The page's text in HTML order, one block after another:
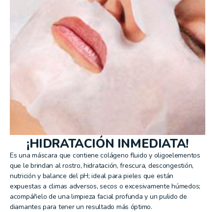
¡HIDRATACIÓN INMEDIATA!
Es una máscara que contiene colágeno fluido y oligoelementos
que le brindan al rostro, hidratación, frescura, descongestión,
nutrición y balance del pH; ideal para pieles que están
expuestas a climas adversos, secos o excesivamente húmedos;
acompáñelo de una limpieza facial profunda y un pulido de
diamantes para tener un resultado más óptimo.